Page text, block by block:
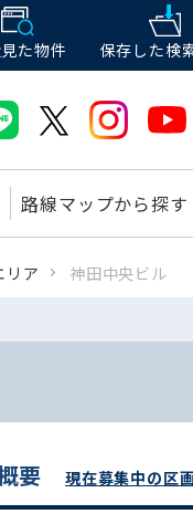
た物件 保存した検
路線マップから探す
リア 神田中央ビル
要 現在募集中の区